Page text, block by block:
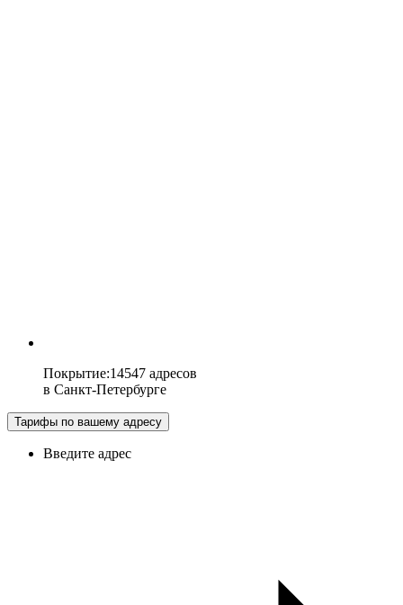
Покрытие:14547 адресов
в Санкт-Петербурге
Тарифы по вашему адресу
Введите адрес